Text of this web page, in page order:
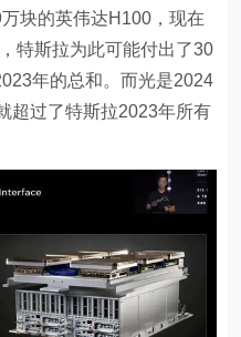
块的英伟达H100，现在
特斯拉为此可能付出了30
年的总和。而光是2024
超过了特斯拉2023年所有